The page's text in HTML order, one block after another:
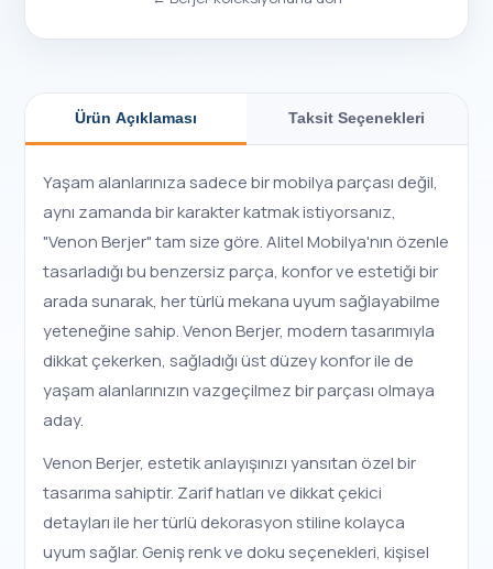
Ürün Açıklaması Taksit Seçenekleri
Yaşam alanlarınıza sadece bir mobilya parçası değil,
aynı zamanda bir karakter katmak istiyorsanız,
"Venon Berjer" tam size göre. Alitel Mobilya'nın özenle
tasarladığı bu benzersiz parça, konfor ve estetiği bir
arada sunarak, her türlü mekana uyum sağlayabilme
yeteneğine sahip. Venon Berjer, modern tasarımıyla
dikkat çekerken, sağladığı üst düzey konfor ile de
yaşam alanlarınızın vazgeçilmez bir parçası olmaya
aday.
Venon Berjer, estetik anlayışınızı yansıtan özel bir
tasarıma sahiptir. Zarif hatları ve dikkat çekici
detayları ile her türlü dekorasyon stiline kolayca
uyum sağlar. Geniş renk ve doku seçenekleri, kişisel